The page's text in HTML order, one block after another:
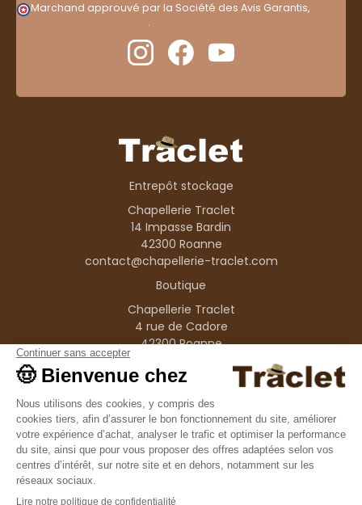
Marchand approuvé par la Société des Avis Garantis,
.
Entrepôt stockage
Chapellerie Traclet
14 Impasse Bardin
42300 Roanne
contact@chapellerie-traclet.com
Boutique
Chapellerie Traclet
4 rue de Cadore
42300 Roanne
Produits
Nos marques